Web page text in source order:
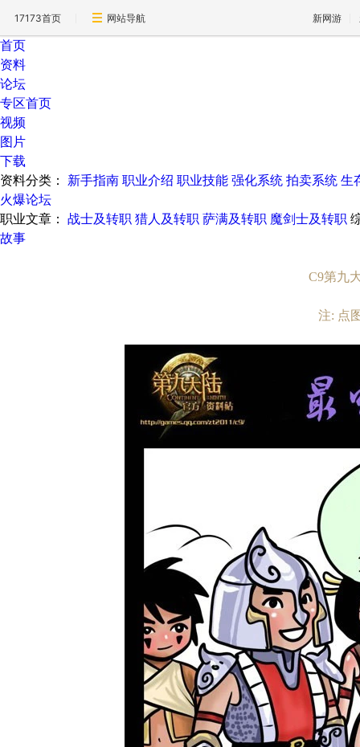
17173首页 网站导航 新网游
首页
资料
论坛
专区首页
视频
图片
下载
资料分类：
新手指南 职业介绍 职业技能 强化系统 拍卖系统 生
火爆论坛
职业文章：
战士及转职 猎人及转职 萨满及转职 魔剑士及转职
故事
C9第九
注: 点